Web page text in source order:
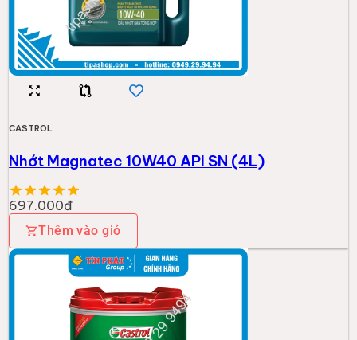
-2%
CASTROL
Nhớt Castrol CRB 15W40 CF-4 18L
1.548.000đ1.577.000đ
Thêm vào giỏ